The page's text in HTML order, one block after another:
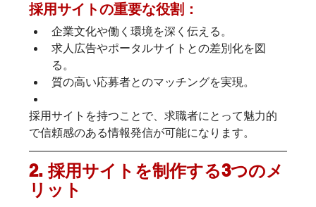
採用サイトの重要な役割：
企業文化や働く環境を深く伝える。
求人広告やポータルサイトとの差別化を図
る。
質の高い応募者とのマッチングを実現。
採用サイトを持つことで、求職者にとって魅力的
で信頼感のある情報発信が可能になります。
2. 採用サイトを制作する3つのメ
リット